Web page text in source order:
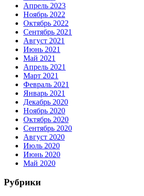
Апрель 2023
Ноябрь 2022
Октябрь 2022
Сентябрь 2021
Август 2021
Июнь 2021
Май 2021
Апрель 2021
Март 2021
Февраль 2021
Январь 2021
Декабрь 2020
Ноябрь 2020
Октябрь 2020
Сентябрь 2020
Август 2020
Июль 2020
Июнь 2020
Май 2020
Рубрики